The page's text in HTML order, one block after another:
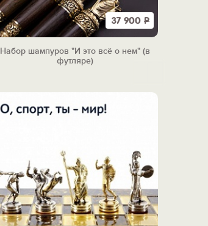
37 900 Р
Набор шампуров "И это всё о нем" (в
футляре)